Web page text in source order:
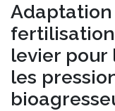
levier pour
les